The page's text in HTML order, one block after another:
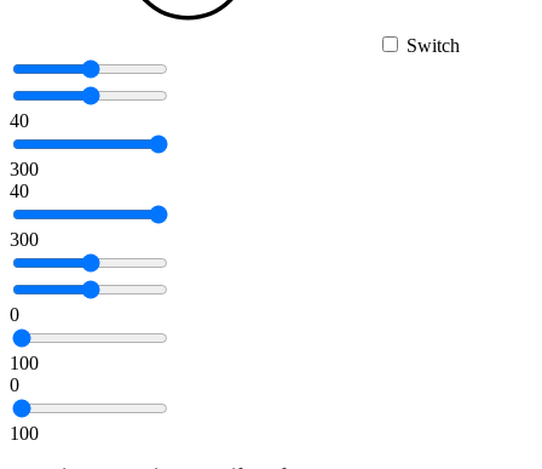
Switch
40
300
40
300
0
100
0
100